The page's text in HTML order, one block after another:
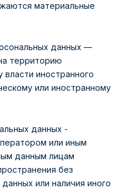
материальные
данных —
территорию
власти иностранного
или иностранному
данных -
или иным
данным лицам
без
или наличия иного